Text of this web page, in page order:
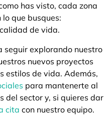
has visto, cada zona
que busques:
de vida.
seguir explorando nuestro
nuevos proyectos
estilos de vida. Además,
para mantenerte al
del sector y, si quieres dar
cita con nuestro equipo.